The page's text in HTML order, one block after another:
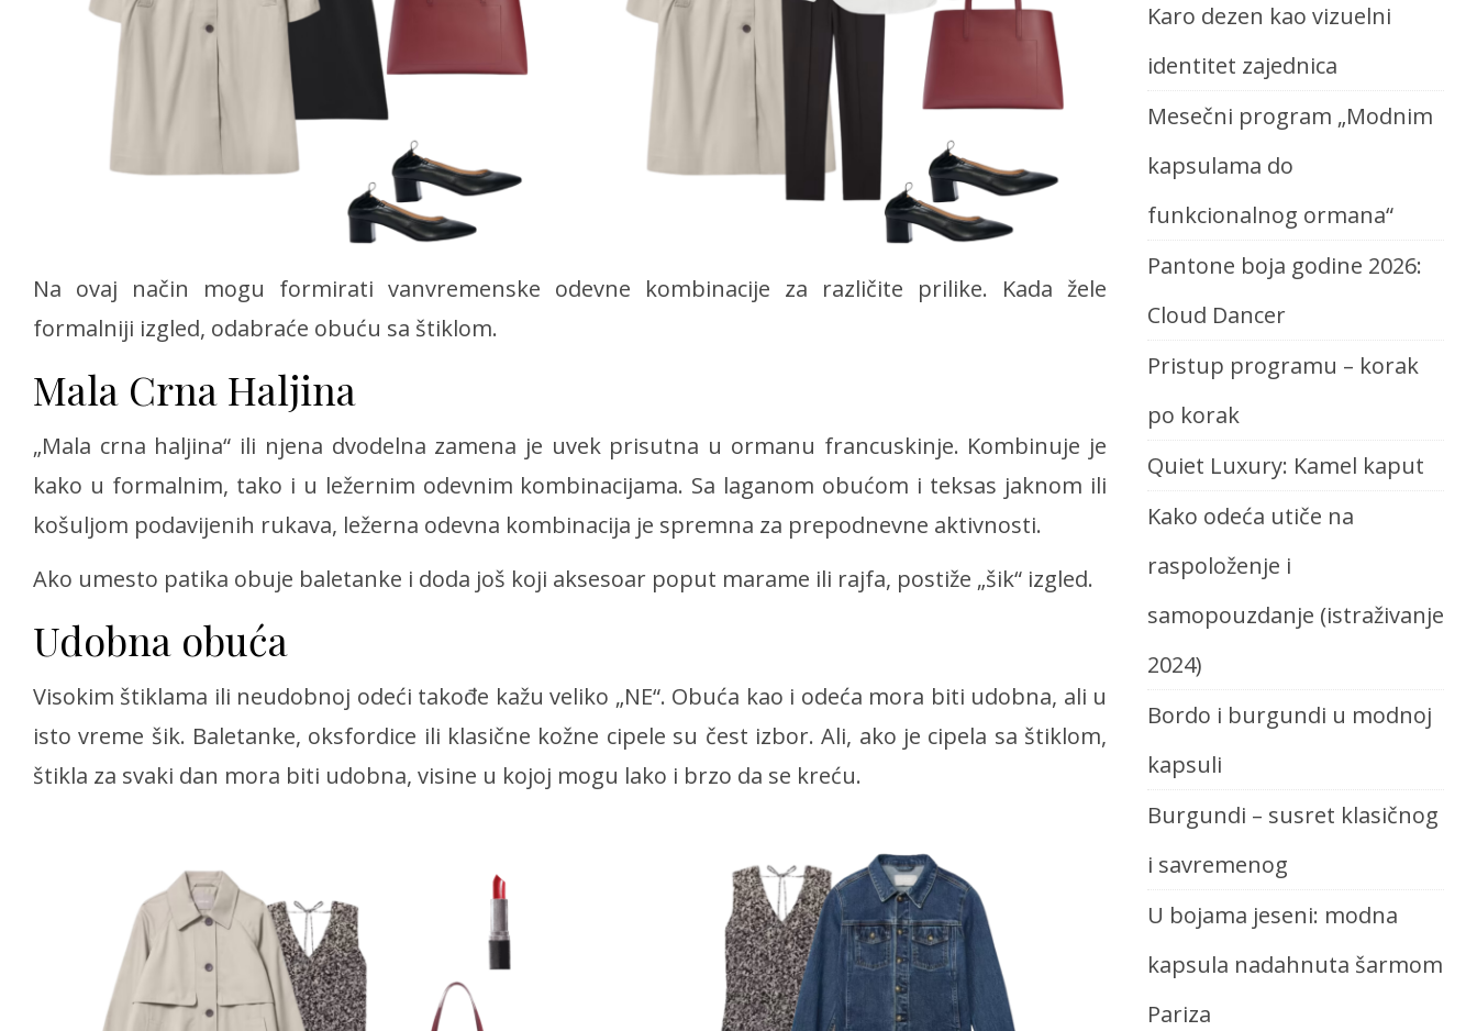
Na ovaj način mogu formirati vanvremenske odevne kombinacije za različite prilike. Kada žele
formalniji izgled, odabraće obuću sa štiklom.
Mala Crna Haljina
„Mala crna haljina“ ili njena dvodelna zamena je uvek prisutna u ormanu francuskinje. Kombinuje je
kako u formalnim, tako i u ležernim odevnim kombinacijama. Sa laganom obućom i teksas jaknom ili
košuljom podavijenih rukava, ležerna odevna kombinacija je spremna za prepodnevne aktivnosti.
Ako umesto patika obuje baletanke i doda još koji aksesoar poput marame ili rajfa, postiže „šik“ izgled.
Udobna obuća
Visokim štiklama ili neudobnoj odeći takođe kažu veliko „NE“. Obuća kao i odeća mora biti udobna, ali u
isto vreme šik. Baletanke, oksfordice ili klasične kožne cipele su čest izbor. Ali, ako je cipela sa štiklom,
štikla za svaki dan mora biti udobna, visine u kojoj mogu lako i brzo da se kreću.
Karo dezen kao vizuelni
identitet zajednica
Mesečni program „Modnim
kapsulama do
funkcionalnog ormana“
Pantone boja godine 2026:
Cloud Dancer
Pristup programu – korak
po korak
Quiet Luxury: Kamel kaput
Kako odeća utiče na
raspoloženje i
samopouzdanje (istraživanje
2024)
Bordo i burgundi u modnoj
kapsuli
Burgundi – susret klasičnog
i savremenog
U bojama jeseni: modna
kapsula nadahnuta šarmom
Pariza